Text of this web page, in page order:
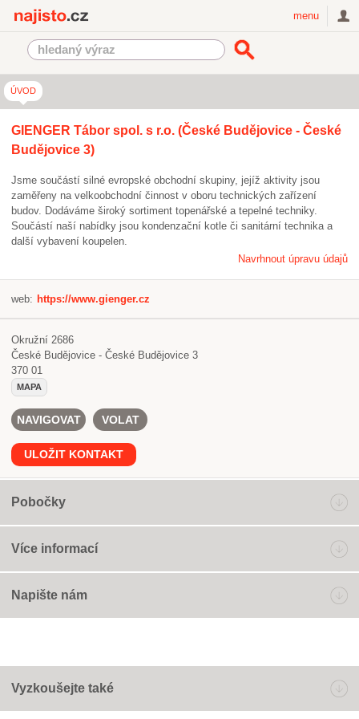
menu
ÚVOD
GIENGER Tábor spol. s r.o. (České Budějovice - České
Budějovice 3)
Jsme součástí silné evropské obchodní skupiny, jejíž aktivity jsou
zaměřeny na velkoobchodní činnost v oboru technických zařízení
budov. Dodáváme široký sortiment topenářské a tepelné techniky.
Součástí naší nabídky jsou kondenzační kotle či sanitární technika a
další vybavení koupelen.
Navrhnout úpravu údajů
web: https://www.gienger.cz
Okružní 2686
České Budějovice - České Budějovice 3
370 01
MAPA
NAVIGOVAT VOLAT
ULOŽIT KONTAKT
Pobočky
Více informací
Napište nám
Vyzkoušejte také